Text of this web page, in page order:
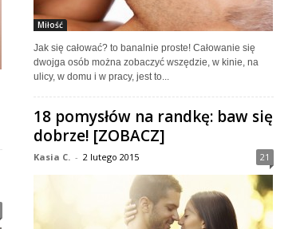
Miłość
Jak się całować? to banalnie proste! Całowanie się
dwojga osób można zobaczyć wszędzie, w kinie, na
ulicy, w domu i w pracy, jest to...
18 pomysłów na randkę: baw się
dobrze! [ZOBACZ]
Kasia C. - 2 lutego 2015 21